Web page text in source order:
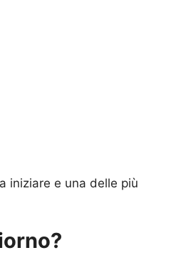
iniziare e una delle più